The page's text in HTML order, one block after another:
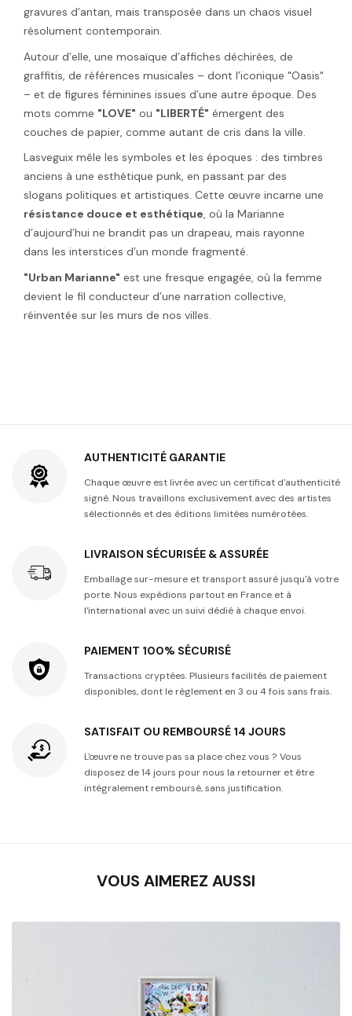
gravures d’antan, mais transposée dans un chaos visuel
résolument contemporain.
Autour d’elle, une mosaïque d’affiches déchirées, de
graffitis, de références musicales – dont l’iconique "Oasis"
– et de figures féminines issues d’une autre époque. Des
mots comme "LOVE" ou "LIBERTÉ" émergent des
couches de papier, comme autant de cris dans la ville.
Lasveguix mêle les symboles et les époques : des timbres
anciens à une esthétique punk, en passant par des
slogans politiques et artistiques. Cette œuvre incarne une
résistance douce et esthétique, où la Marianne
d’aujourd’hui ne brandit pas un drapeau, mais rayonne
dans les interstices d’un monde fragmenté.
"Urban Marianne" est une fresque engagée, où la femme
devient le fil conducteur d’une narration collective,
réinventée sur les murs de nos villes.
AUTHENTICITÉ GARANTIE
Chaque œuvre est livrée avec un certificat d'authenticité
signé. Nous travaillons exclusivement avec des artistes
sélectionnés et des éditions limitées numérotées.
LIVRAISON SÉCURISÉE & ASSURÉE
Emballage sur-mesure et transport assuré jusqu'à votre
porte. Nous expédions partout en France et à
l'international avec un suivi dédié à chaque envoi.
PAIEMENT 100% SÉCURISÉ
Transactions cryptées. Plusieurs facilités de paiement
disponibles, dont le règlement en 3 ou 4 fois sans frais.
SATISFAIT OU REMBOURSÉ 14 JOURS
L'œuvre ne trouve pas sa place chez vous ? Vous
disposez de 14 jours pour nous la retourner et être
intégralement remboursé, sans justification.
VOUS AIMEREZ AUSSI